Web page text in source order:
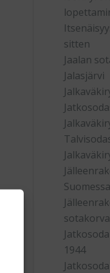
sitten
Jaalan
Jalasjärvi
Suomessa
1944